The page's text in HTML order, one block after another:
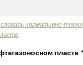
словарь нормативно-
пласте